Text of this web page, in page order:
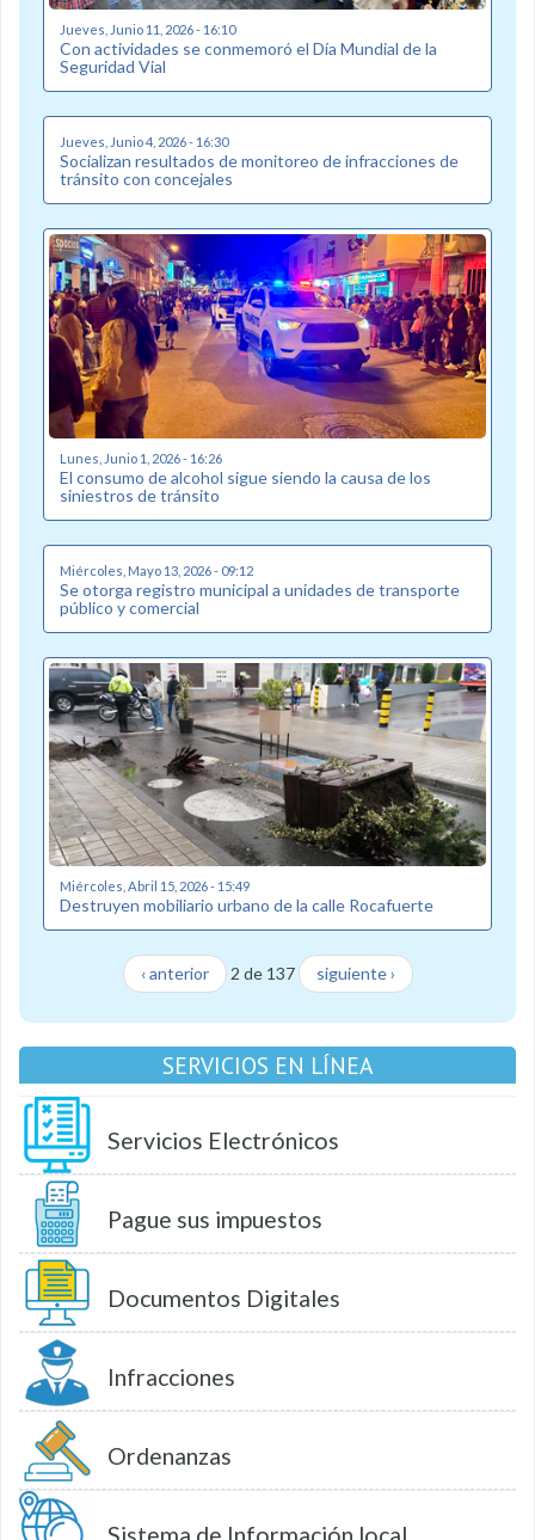
Jueves, Junio 11, 2026 - 16:10
Con actividades se conmemoró el Día Mundial de la
Seguridad Vial
Jueves, Junio 4, 2026 - 16:30
Socializan resultados de monitoreo de infracciones de
tránsito con concejales
Lunes, Junio 1, 2026 - 16:26
El consumo de alcohol sigue siendo la causa de los
siniestros de tránsito
Miércoles, Mayo 13, 2026 - 09:12
Se otorga registro municipal a unidades de transporte
público y comercial
Miércoles, Abril 15, 2026 - 15:49
Destruyen mobiliario urbano de la calle Rocafuerte
‹ anterior 2 de 137 siguiente ›
SERVICIOS EN LÍNEA
Servicios Electrónicos
Pague sus impuestos
Documentos Digitales
Infracciones
Ordenanzas
Sistema de Información local